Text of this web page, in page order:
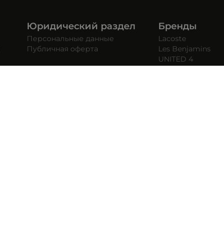
Юридический раздел
Персональные данные
Публичная оферта
Бренды
Lacoste
Les Benjamins
UNITED 4